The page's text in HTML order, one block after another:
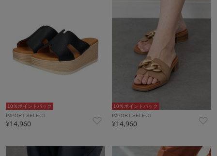
10％ポイントバック
IMPORT SELECT
¥14,960
10％ポイントバック
IMPORT SELECT
¥14,960